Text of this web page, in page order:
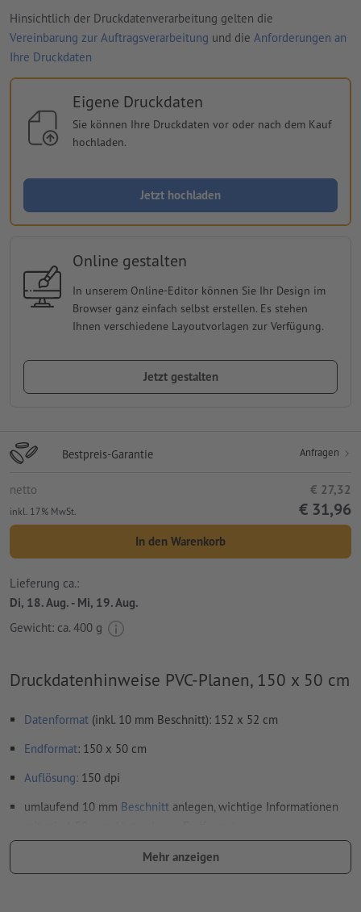
Hinsichtlich der Druckdatenverarbeitung gelten die
Vereinbarung zur Auftragsverarbeitung und die Anforderungen an
Ihre Druckdaten
Eigene Druckdaten
Sie können Ihre Druckdaten vor oder nach dem Kauf
hochladen.
Jetzt hochladen
Online gestalten
In unserem Online-Editor können Sie Ihr Design im
Browser ganz einfach selbst erstellen. Es stehen
Ihnen verschiedene Layoutvorlagen zur Verfügung.
Jetzt gestalten
Bestpreis-Garantie Anfragen
netto € 27,32
inkl. 17% MwSt. € 31,96
In den Warenkorb
Lieferung ca.:
Di, 18. Aug. - Mi, 19. Aug.
Gewicht: ca. 400 g
Druckdatenhinweise PVC-Planen, 150 x 50 cm
Datenformat (inkl. 10 mm Beschnitt): 152 x 52 cm
Endformat: 150 x 50 cm
Auflösung: 150 dpi
umlaufend 10 mm Beschnitt anlegen, wichtige Informationen
müssen vollständig eingebettet oder in Kurven
konvertiert werden
Mehr anzeigen